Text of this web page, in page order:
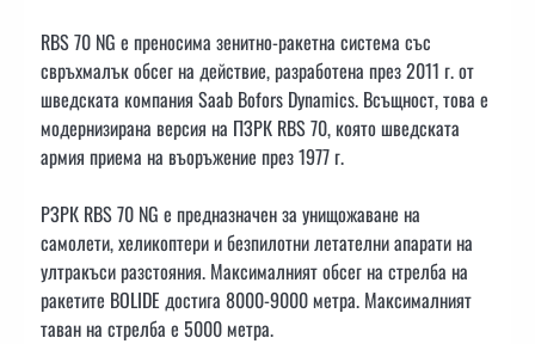
RBS 70 NG е преносима зенитно-ракетна система със
свръхмалък обсег на действие, разработена през 2011 г. от
шведската компания Saab Bofors Dynamics. Всъщност, това е
модернизирана версия на ПЗРК RBS 70, която шведската
армия приема на въоръжение през 1977 г.
РЗРК RBS 70 NG е предназначен за унищожаване на
самолети, хеликоптери и безпилотни летателни апарати на
ултракъси разстояния. Максималният обсег на стрелба на
ракетите BOLIDE достига 8000-9000 метра. Максималният
таван на стрелба е 5000 метра.